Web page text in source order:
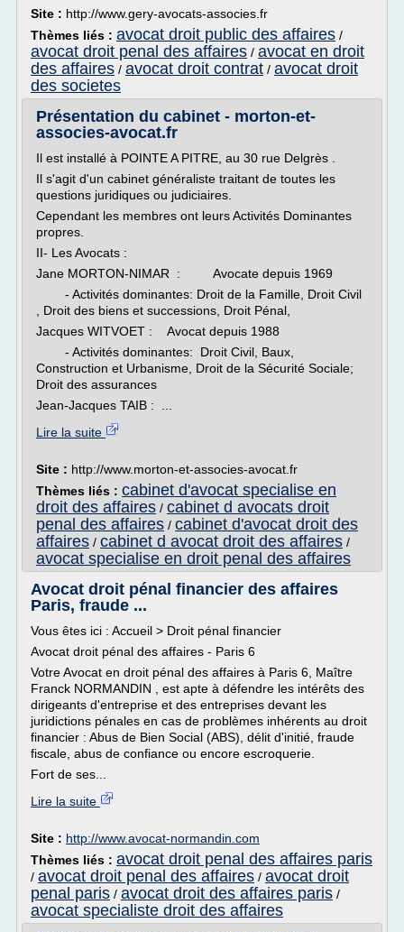
Site : http://www.gery-avocats-associes.fr
Thèmes liés : avocat droit public des affaires /
avocat droit penal des affaires / avocat en droit
des affaires / avocat droit contrat / avocat droit
des societes
Présentation du cabinet - morton-et-
associes-avocat.fr
Il est installé à POINTE A PITRE, au 30 rue Delgrès .
Il s'agit d'un cabinet généraliste traitant de toutes les
questions juridiques ou judiciaires.
Cependant les membres ont leurs Activités Dominantes
propres.
II- Les Avocats :
Jane MORTON-NIMAR : Avocate depuis 1969
- Activités dominantes: Droit de la Famille, Droit Civil
, Droit des biens et successions, Droit Pénal,
Jacques WITVOET : Avocat depuis 1988
- Activités dominantes: Droit Civil, Baux,
Construction et Urbanisme, Droit de la Sécurité Sociale;
Droit des assurances
Jean-Jacques TAIB : ...
Lire la suite
Site : http://www.morton-et-associes-avocat.fr
Thèmes liés : cabinet d'avocat specialise en
droit des affaires / cabinet d avocats droit
penal des affaires / cabinet d'avocat droit des
affaires / cabinet d avocat droit des affaires /
avocat specialise en droit penal des affaires
Avocat droit pénal financier des affaires
Paris, fraude ...
Vous êtes ici : Accueil > Droit pénal financier
Avocat droit pénal des affaires - Paris 6
Votre Avocat en droit pénal des affaires à Paris 6, Maître
Franck NORMANDIN , est apte à défendre les intérêts des
dirigeants d'entreprise et des entreprises devant les
juridictions pénales en cas de problèmes inhérents au droit
financier : Abus de Bien Social (ABS), délit d'initié, fraude
fiscale, abus de confiance ou encore escroquerie.
Fort de ses...
Lire la suite
Site : http://www.avocat-normandin.com
Thèmes liés : avocat droit penal des affaires paris
/ avocat droit penal des affaires / avocat droit
penal paris / avocat droit des affaires paris /
avocat specialiste droit des affaires